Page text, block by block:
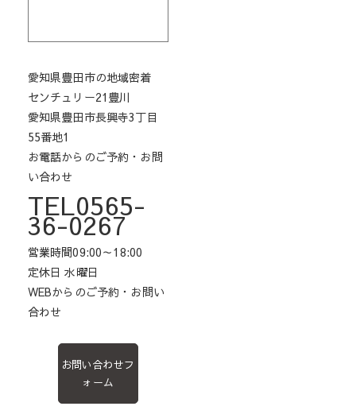
愛知県豊田市の地域密着
センチュリー21豊川
愛知県豊田市長興寺3丁目
55番地1
お電話からのご予約・お問
い合わせ
TEL0565-
36-0267
営業時間09:00～18:00
定休日 水曜日
WEBからのご予約・お問い
合わせ
お問い合わせフ
ォーム